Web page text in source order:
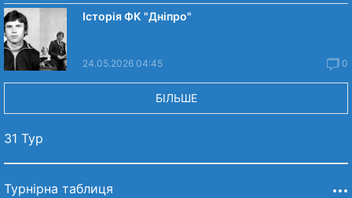
Історія ФК "Дніпро"
24.05.2026 04:45 0
БІЛЬШЕ
31 Тур
Турнірна таблиця